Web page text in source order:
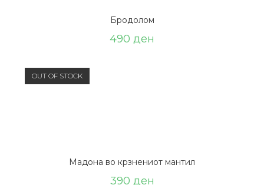
Бродолом
490 ден
OUT OF STOCK
Мадона во крзнениот мантил
390 ден